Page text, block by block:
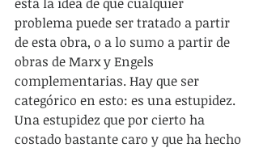
problema puede ser tratado a partir
de esta obra, o a lo sumo a partir de
obras de Marx y Engels
complementarias. Hay que ser
categórico en esto: es una estupidez.
Una estupidez que por cierto ha
costado bastante caro y que ha hecho